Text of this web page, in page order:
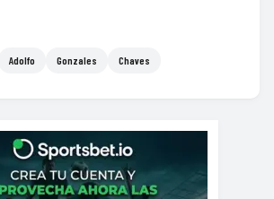
Adolfo Gonzales Chaves